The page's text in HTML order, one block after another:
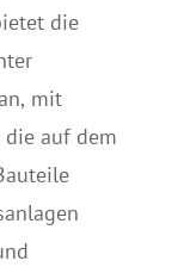
die
mit
auf dem